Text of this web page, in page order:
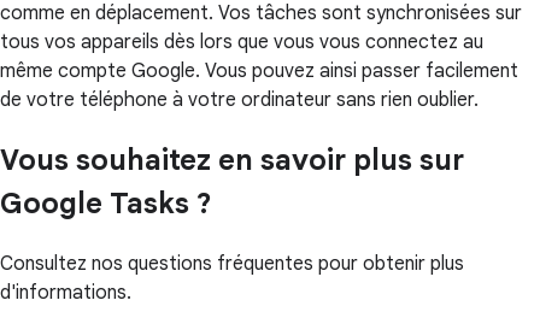
comme en déplacement. Vos tâches sont synchronisées sur
tous vos appareils dès lors que vous vous connectez au
même compte Google. Vous pouvez ainsi passer facilement
de votre téléphone à votre ordinateur sans rien oublier.
Vous souhaitez en savoir plus sur
Google Tasks ?
Consultez nos questions fréquentes pour obtenir plus
d'informations.